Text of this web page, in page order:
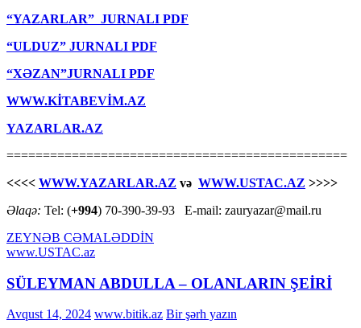
“YAZARLAR” JURNALI PDF
“ULDUZ” JURNALI PDF
“XƏZAN”JURNALI PDF
WWW.KİTABEVİM.AZ
YAZARLAR.AZ
===============================================
<<<< WWW.YAZARLAR.AZ və WWW.USTAC.AZ >>>>
Əlaqə: Tel: (+994) 70-390-39-93 E-mail: zauryazar@mail.ru
ZEYNƏB CƏMALƏDDİN
www.USTAC.az
SÜLEYMAN ABDULLA – OLANLARIN ŞEİRİ
Avqust 14, 2024 www.bitik.az Bir şərh yazın